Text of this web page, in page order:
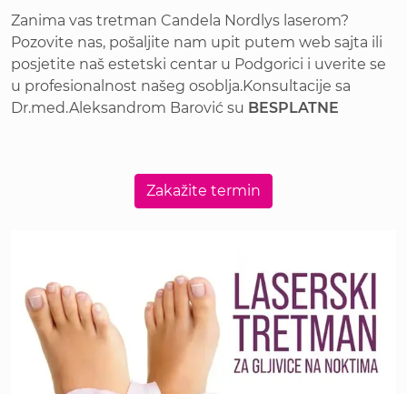
Zanima vas tretman Candela Nordlys laserom?
Pozovite nas, pošaljite nam upit putem web sajta ili
posjetite naš estetski centar u Podgorici i uverite se
u profesionalnost našeg osoblja.Konsultacije sa
Dr.med.Aleksandrom Barović su BESPLATNE
Zakažite termin